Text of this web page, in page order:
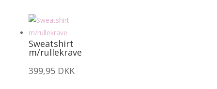
Sweatshirt
m/rullekrave
399,95 DKK